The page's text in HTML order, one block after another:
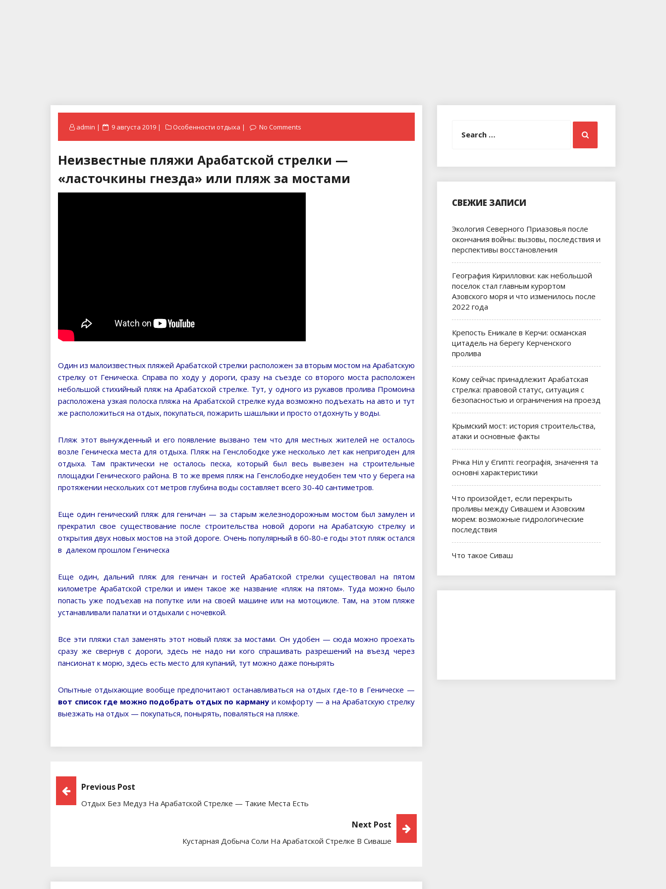
admin
Posted
9 августа 2019 Особенности отдыха No Comments
Неизвестные пляжи Арабатской стрелки —
«ласточкины гнезда» или пляж за мостами
Один из малоизвестных пляжей Арабатской стрелки расположен за вторым мостом на Арабатскую
стрелку от Геническа. Справа по ходу у дороги, сразу на съезде со второго моста расположен
небольшой стихийный пляж на Арабатской стрелке. Тут, у одного из рукавов пролива Промоина
расположена узкая полоска пляжа на Арабатской стрелке куда возможно подъехать на авто и тут
же расположиться на отдых, покупаться, пожарить шашлыки и просто отдохнуть у воды.
Пляж этот вынужденный и его появление вызвано тем что для местных жителей не осталось
возле Геническа места для отдыха. Пляж на Генслободке уже несколько лет как непригоден для
отдыха. Там практически не осталось песка, который был весь вывезен на строительные
площадки Генического района. В то же время пляж на Генслободке неудобен тем что у берега на
протяжении нескольких сот метров глубина воды составляет всего 30-40 сантиметров.
Еще один генический пляж для геничан — за старым железнодорожным мостом был замулен и
прекратил свое существование после строительства новой дороги на Арабатскую стрелку и
открытия двух новых мостов на этой дороге. Очень популярный в 60-80-е годы этот пляж остался
в далеком прошлом Геническа
Еще один, дальний пляж для геничан и гостей Арабатской стрелки существовал на пятом
километре Арабатской стрелки и имен такое же название «пляж на пятом». Туда можно было
попасть уже подъехав на попутке или на своей машине или на мотоцикле. Там, на этом пляже
устанавливали палатки и отдыхали с ночевкой.
Все эти пляжи стал заменять этот новый пляж за мостами. Он удобен — сюда можно проехать
сразу же свернув с дороги, здесь не надо ни кого спрашивать разрешений на въезд через
пансионат к морю, здесь есть место для купаний, тут можно даже понырять
Опытные отдыхающие вообще предпочитают останавливаться на отдых где-то в Геническе —
вот список где можно подобрать отдых по карману и комфорту — а на Арабатскую стрелку
выезжать на отдых — покупаться, понырять, поваляться на пляже.
Навигация
По
Previous Post
Отдых Без Медуз На Арабатской Стрелке — Такие Места Есть
Next Post
Кустарная Добыча Соли На Арабатской Стрелке В Сиваше
for:
Search
СВЕЖИЕ ЗАПИСИ
Экология Северного Приазовья после
окончания войны: вызовы, последствия и
перспективы восстановления
География Кирилловки: как небольшой
поселок стал главным курортом
Азовского моря и что изменилось после
2022 года
Крепость Еникале в Керчи: османская
цитадель на берегу Керченского
пролива
Кому сейчас принадлежит Арабатская
стрелка: правовой статус, ситуация с
безопасностью и ограничения на проезд
Крымский мост: история строительства,
атаки и основные факты
Річка Ніл у Єгипті: географія, значення та
основні характеристики
Что произойдет, если перекрыть
проливы между Сивашем и Азовским
морем: возможные гидрологические
последствия
Что такое Сиваш